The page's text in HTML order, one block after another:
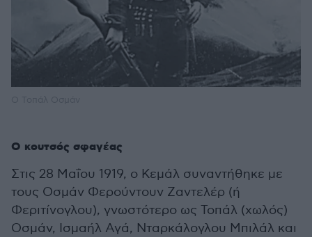
Ο κουτσός σφαγέας
Στις 28 Μαΐου 1919, ο Κεμάλ συναντήθηκε με
τους Οσμάν Φερούντουν Ζαντελέρ (ή
Φεριτίνογλου), γνωστότερο ως Τοπάλ (χωλός)
Οσμάν, Ισμαήλ Αγά, Νταρκάλογλου Μπιλάλ και